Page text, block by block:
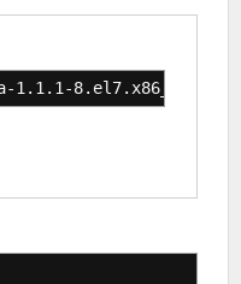
8.el7.x86_64.rpm